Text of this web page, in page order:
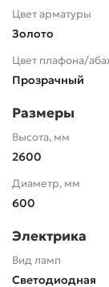
Цвет арматуры
Золото
Цвет плафона/
Прозрачный
Размеры
Высота, мм
2600
Диаметр, мм
600
Электрика
Вид ламп
Светодиодная